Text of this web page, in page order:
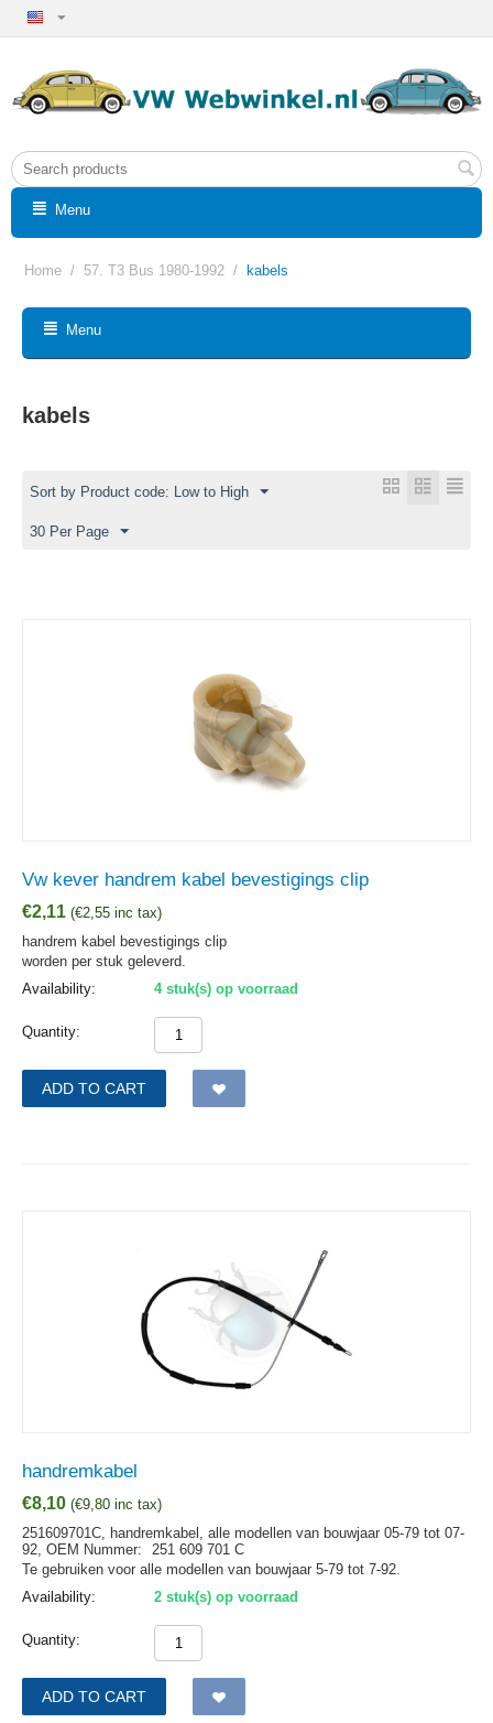
Menu
Home / 57. T3 Bus 1980-1992 / kabels
Menu
kabels
Sort by Product code: Low to High
30 Per Page
Vw kever handrem kabel bevestigings clip
€2,11 (€2,55 inc tax)
handrem kabel bevestigings clip
worden per stuk geleverd.
Availability:
4 stuk(s) op voorraad
Quantity:
ADD TO CART
handremkabel
€8,10 (€9,80 inc tax)
251609701C, handremkabel, alle modellen van bouwjaar 05-79 tot 07-
92, OEM Nummer:
251 609 701 C
Te gebruiken voor alle modellen van bouwjaar 5-79 tot 7-92.
Availability:
2 stuk(s) op voorraad
Quantity:
ADD TO CART